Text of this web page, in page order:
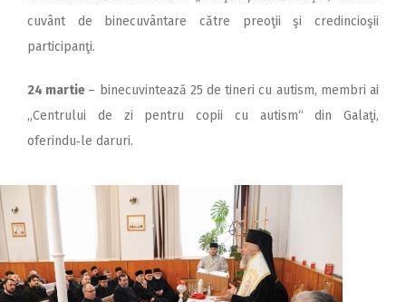
cuvânt de binecuvântare către preoţii şi credincioşii
participanţi.
24 martie – binecuvintează 25 de tineri cu autism, membri ai
„Centrului de zi pentru copii cu autism“ din Galaţi,
oferindu‑le daruri.